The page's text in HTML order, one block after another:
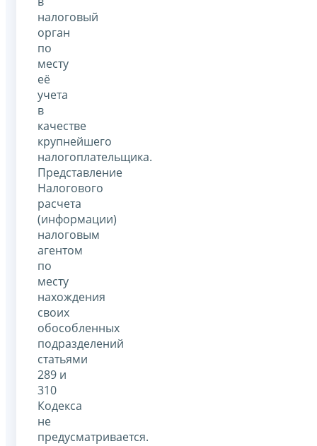
налоговый
орган
по
месту
её
учета
в
качестве
крупнейшего
налогоплательщика.
Представление
Налогового
расчета
(информации)
налоговым
агентом
по
месту
нахождения
своих
обособленных
подразделений
статьями
289 и
310
Кодекса
не
предусматривается.